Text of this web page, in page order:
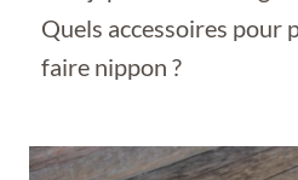
Quels accessoires pour
faire nippon ?